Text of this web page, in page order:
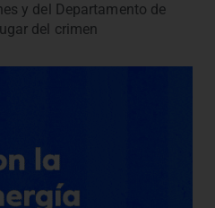
y del Departamento de
del crimen